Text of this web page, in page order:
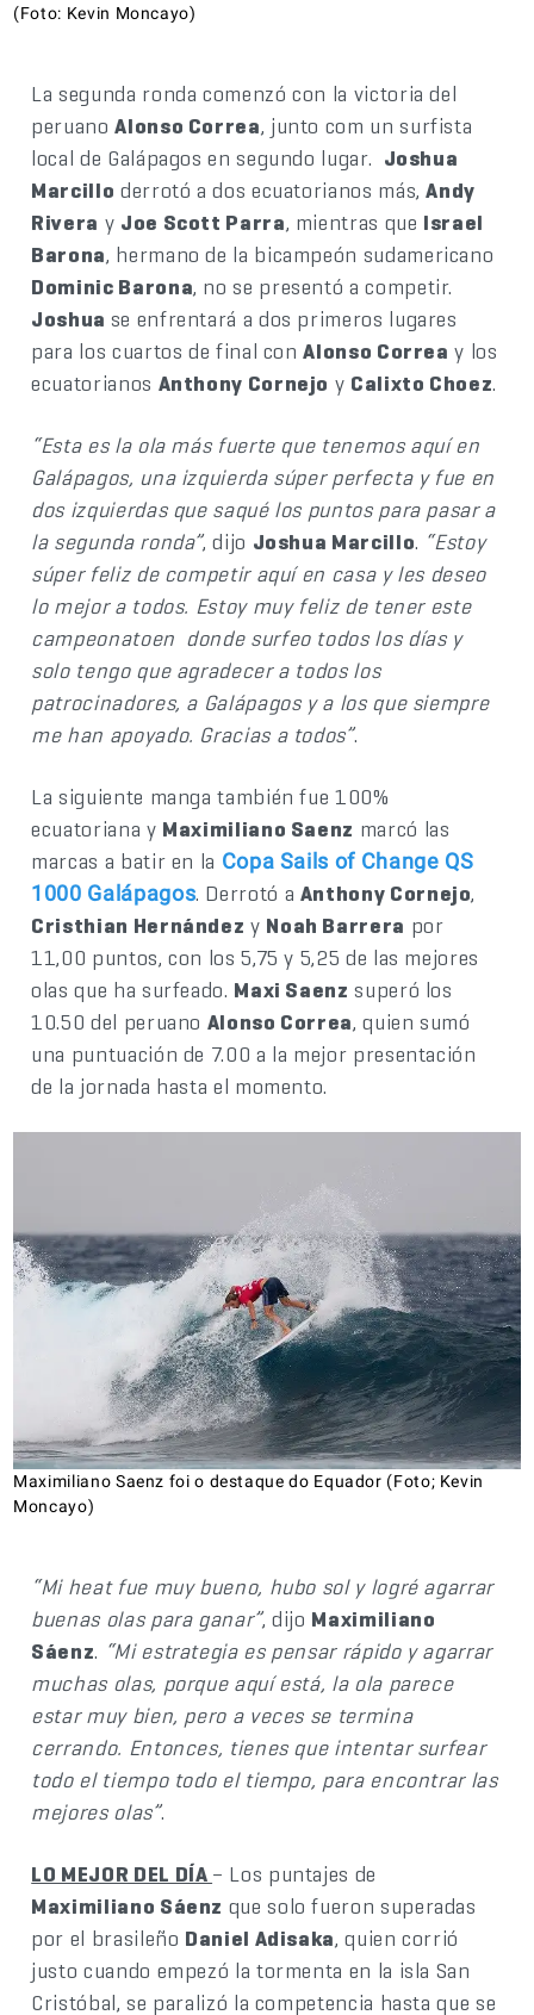
(Foto: Kevin Moncayo)
La segunda ronda comenzó con la victoria del
peruanoAlonso Correa, junto com un surfista
local de Galápagos en segundo lugar. Joshua
Marcillo derrotó a dos ecuatorianos más,Andy
Rivera y Joe Scott Parra, mientras que Israel
Barona, hermano de la bicampeón sudamericano
Dominic Barona, no se presentó a competir.
Joshua se enfrentará a dos primeros lugares
para los cuartos de final conAlonso Correa y los
ecuatorianos Anthony Cornejo y Calixto Choez.
“Esta es la ola más fuerte que tenemos aquí en
Galápagos, una izquierda súper perfecta y fue en
dos izquierdas que saqué los puntos para pasar a
la segunda ronda”, dijo Joshua Marcillo. “Estoy
súper feliz de competir aquí en casa y les deseo
lo mejor a todos. Estoy muy feliz de tener este
campeonatoen donde surfeo todos los días y
solo tengo que agradecer a todos los
patrocinadores, a Galápagos y a los que siempre
me han apoyado. Gracias a todos”.
La siguiente manga también fue 100%
ecuatoriana y Maximiliano Saenz marcó las
marcas a batir en la Copa Sails of Change QS
1000 Galápagos. Derrotó a Anthony Cornejo,
Cristhian Hernández y Noah Barrera por
11,00 puntos, con los 5,75 y 5,25 de las mejores
olas que ha surfeado. Maxi Saenz superó los
10.50 del peruano Alonso Correa, quien sumó
una puntuación de 7.00 a la mejor presentación
de la jornada hasta el momento.
Maximiliano Saenz foi o destaque do Equador (Foto; Kevin
Moncayo)
“Mi heat fue muy bueno, hubo sol y logré agarrar
buenas olas para ganar”, dijo Maximiliano
Sáenz. “Mi estrategia es pensar rápido y agarrar
muchas olas, porque aquí está, la ola parece
estar muy bien, pero a veces se termina
cerrando. Entonces, tienes que intentar surfear
todo el tiempo todo el tiempo, para encontrar las
mejores olas”.
LO MEJOR DEL DÍA – Los puntajes de
Maximiliano Sáenz que solo fueron superadas
por el brasileño Daniel Adisaka, quien corrió
justo cuando empezó la tormenta en la isla San
Cristóbal, se paralizó la competencia hasta que se